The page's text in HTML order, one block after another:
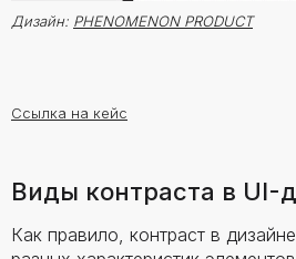
Дизайн: PHENOMENON PRODUCT
Ссылка на кейс
Виды контраста в UI-
Как правило, контраст в